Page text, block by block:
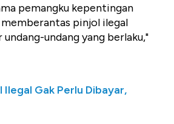
pemangku kepentingan
pinjol ilegal
undang yang berlaku,"
Ilegal Gak Perlu Dibayar,